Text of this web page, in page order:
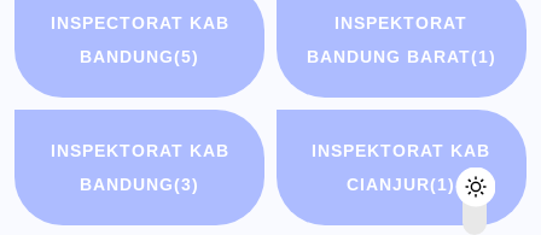
INSPECTORAT KAB
BANDUNG(5)
INSPEKTORAT
BANDUNG BARAT(1)
INSPEKTORAT KAB
BANDUNG(3)
INSPEKTORAT KAB
CIANJUR(1)